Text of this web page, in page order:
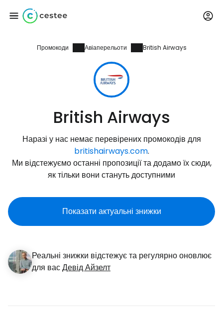
Промокоди Авіаперельоти British Airways
British Airways
Наразі у нас немає перевірених промокодів для
britishairways.com.
Ми відстежуємо останні пропозиції та додамо їх сюди,
як тільки вони стануть доступними
Показати актуальні знижки
Реальні знижки відстежує та регулярно оновлює
для васДевід Айзелт
Увійдіть до Cestee
... світова туристична спільнота
Продовжуйте з Google
Продовжуйте у Facebook